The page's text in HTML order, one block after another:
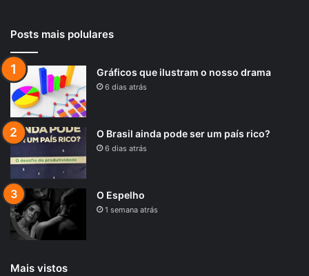
Posts mais polulares
Gráficos que ilustram o nosso drama
6 dias atrás
O Brasil ainda pode ser um país rico?
6 dias atrás
O Espelho
1 semana atrás
Mais vistos